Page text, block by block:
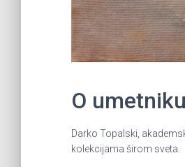
O umetniku
Darko Topalski,
kolekcijama širom sveta.